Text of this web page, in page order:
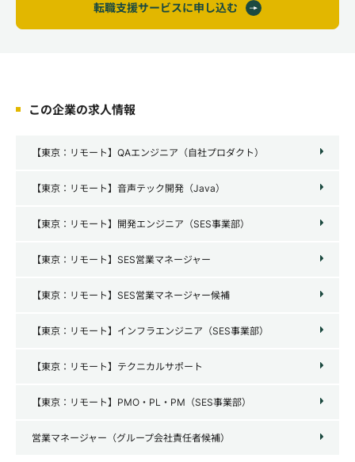
転職支援サービスに申し込む
この企業の求人情報
【東京：リモート】QAエンジニア（自社プロダクト）
【東京：リモート】音声テック開発（Java）
【東京：リモート】開発エンジニア（SES事業部）
【東京：リモート】SES営業マネージャー
【東京：リモート】SES営業マネージャー候補
【東京：リモート】インフラエンジニア（SES事業部）
【東京：リモート】テクニカルサポート
【東京：リモート】PMO・PL・PM（SES事業部）
営業マネージャー（グループ会社責任者候補）